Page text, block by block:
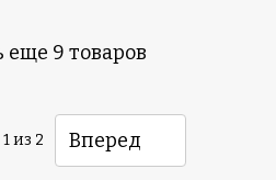
еще 9 товаров
1из 2 Вперед